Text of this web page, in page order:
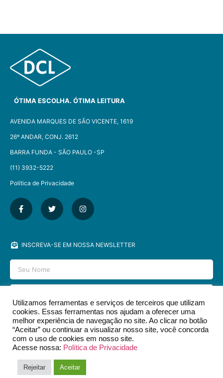
ÓTIMA ESCOLHA. ÓTIMA LEITURA
AVENIDA MARQUES DE SÃO VICENTE, 1619
26º ANDAR, CONJ. 2612
BARRA FUNDA - SÃO PAULO -SP​
(11) 3932-5222
Política de Privacidade
INSCREVA-SE EM NOSSA NEWSLETTER
ENVIAR
Utilizamos ferramentas e serviços de terceiros que utilizam
cookies. Essas ferramentas nos ajudam a oferecer uma
melhor experiência de navegação no site. Ao clicar no botão
“Aceitar” ou continuar a visualizar nosso site, você concorda
com o uso de cookies em nosso site.
Acesse nossa: Política de Privacidade
Rejeitar Aceitar